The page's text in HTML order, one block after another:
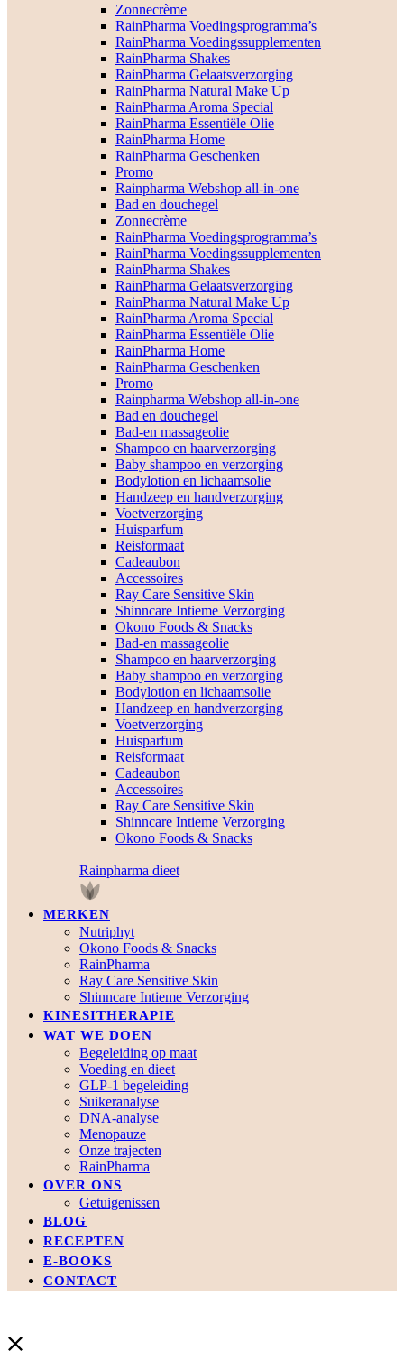
Zonnecrème
RainPharma Voedingsprogramma’s
RainPharma Voedingssupplementen
RainPharma Shakes
RainPharma Gelaatsverzorging
RainPharma Natural Make Up
RainPharma Aroma Special
RainPharma Essentiële Olie
RainPharma Home
RainPharma Geschenken
Promo
Rainpharma Webshop all-in-one
Bad en douchegel
Zonnecrème
RainPharma Voedingsprogramma’s
RainPharma Voedingssupplementen
RainPharma Shakes
RainPharma Gelaatsverzorging
RainPharma Natural Make Up
RainPharma Aroma Special
RainPharma Essentiële Olie
RainPharma Home
RainPharma Geschenken
Promo
Rainpharma Webshop all-in-one
Bad en douchegel
Bad-en massageolie
Shampoo en haarverzorging
Baby shampoo en verzorging
Bodylotion en lichaamsolie
Handzeep en handverzorging
Voetverzorging
Huisparfum
Reisformaat
Cadeaubon
Accessoires
Ray Care Sensitive Skin
Shinncare Intieme Verzorging
Okono Foods & Snacks
Bad-en massageolie
Shampoo en haarverzorging
Baby shampoo en verzorging
Bodylotion en lichaamsolie
Handzeep en handverzorging
Voetverzorging
Huisparfum
Reisformaat
Cadeaubon
Accessoires
Ray Care Sensitive Skin
Shinncare Intieme Verzorging
Okono Foods & Snacks
Rainpharma dieet
MERKEN
Nutriphyt
Okono Foods & Snacks
RainPharma
Ray Care Sensitive Skin
Shinncare Intieme Verzorging
KINESITHERAPIE
WAT WE DOEN
Begeleiding op maat
Voeding en dieet
GLP-1 begeleiding
Suikeranalyse
DNA-analyse
Menopauze
Onze trajecten
RainPharma
OVER ONS
Getuigenissen
BLOG
RECEPTEN
E-BOOKS
CONTACT